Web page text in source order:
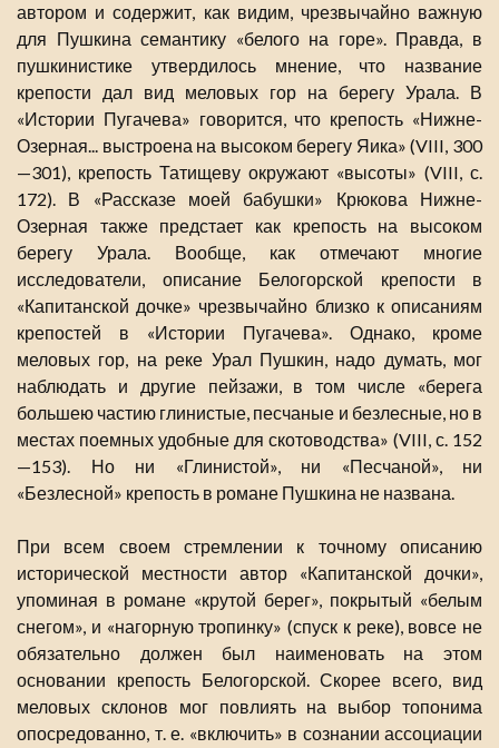
автором и содержит, как видим, чрезвычайно важную
для Пушкина семантику «белого на горе». Правда, в
пушкинистике утвердилось мнение, что название
крепости дал вид меловых гор на берегу Урала. В
«Истории Пугачева» говорится, что крепость «Нижне-
Озерная... выстроена на высоком берегу Яика» (VIII, 300
—301), крепость Татищеву окружают «высоты» (VIII, с.
172). В «Рассказе моей бабушки» Крюкова Нижне-
Озерная также предстает как крепость на высоком
берегу Урала. Вообще, как отмечают многие
исследователи, описание Белогорской крепости в
«Капитанской дочке» чрезвычайно близко к описаниям
крепостей в «Истории Пугачева». Однако, кроме
меловых гор, на реке Урал Пушкин, надо думать, мог
наблюдать и другие пейзажи, в том числе «берега
большею частию глинистые, песчаные и безлесные, но в
местах поемных удобные для скотоводства» (VIII, с. 152
—153). Но ни «Глинистой», ни «Песчаной», ни
«Безлесной» крепость в романе Пушкина не названа.
При всем своем стремлении к точному описанию
исторической местности автор «Капитанской дочки»,
упоминая в романе «крутой берег», покрытый «белым
снегом», и «нагорную тропинку» (спуск к реке), вовсе не
обязательно должен был наименовать на этом
основании крепость Белогорской. Скорее всего, вид
меловых склонов мог повлиять на выбор топонима
опосредованно, т. е. «включить» в сознании ассоциации